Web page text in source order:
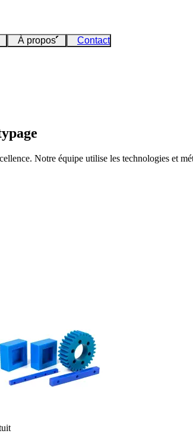
À propos Contact
Notre équipe utilise les technologies et